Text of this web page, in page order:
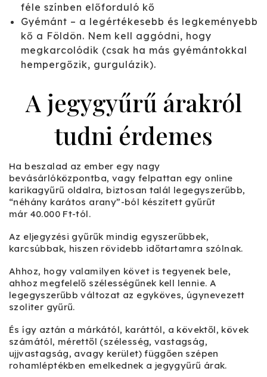
féle színben előforduló kő
Gyémánt – a legértékesebb és legkeményebb
kő a Földön. Nem kell aggódni, hogy
megkarcolódik (csak ha más gyémántokkal
hempergőzik, gurgulázik).
A jegygyűrű árakról
tudni érdemes
Ha beszalad az ember egy nagy
bevásárlóközpontba, vagy felpattan egy online
karikagyűrű oldalra, biztosan talál legegyszerűbb,
“néhány karátos arany”-ból készített gyűrűt
már 40.000 Ft-tól.
Az eljegyzési gyűrűk mindig egyszerűbbek,
karcsúbbak, hiszen rövidebb időtartamra szólnak.
Ahhoz, hogy valamilyen követ is tegyenek bele,
ahhoz megfelelő szélességűnek kell lennie. A
legegyszerűbb változat az egyköves, úgynevezett
szoliter gyűrű.
És így aztán a márkától, karáttól, a kövektől, kövek
számától, mérettől (szélesség, vastagság,
ujjvastagság, avagy kerület) függően szépen
rohamléptékben emelkednek a jegygyűrű árak.